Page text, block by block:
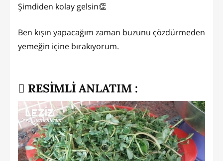
Şimdiden kolay gelsin👏
Ben kışın yapacağım zaman buzunu çözdürmeden
yemeğin içine bırakıyorum.
RESİMLİ ANLATIM :